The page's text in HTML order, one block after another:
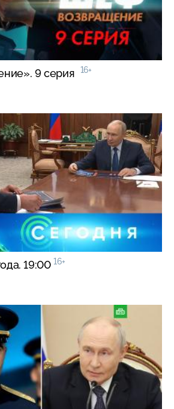
9 серия 16+
19:00 16+